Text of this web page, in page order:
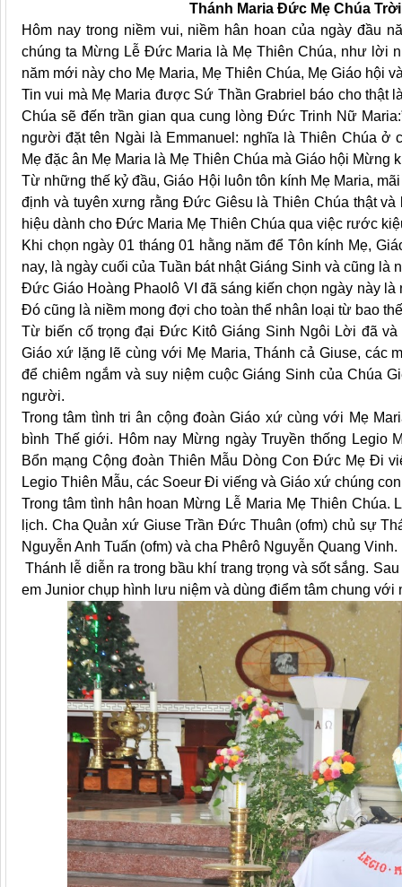
Thánh Maria Đức Mẹ Chúa
Hôm nay trong niềm vui, niềm hân hoan của ngày đầu
chúng ta Mừng Lễ Đức Maria là Mẹ Thiên Chúa, như lời
năm mới này cho Mẹ Maria, Mẹ Thiên Chúa, Mẹ Giáo hội
Tin vui mà Mẹ Maria được Sứ Thần Grabriel báo cho thật
Chúa sẽ đến trần gian qua cung lòng Đức Trinh Nữ
người đặt tên Ngài là Emmanuel: nghĩa là Thiên Chúa ở
Mẹ đặc ân Mẹ Maria là Mẹ Thiên Chúa mà Giáo hội Mừng
Từ những thế kỷ đầu, Giáo Hội luôn tôn kính Mẹ Maria,
định và tuyên xưng rằng Đức Giêsu là Thiên Chúa thật
hiệu dành cho Đức Maria Mẹ Thiên Chúa qua việc rước
Khi chọn ngày 01 tháng 01 hằng năm để Tôn kính Mẹ,
nay, là ngày cuối của Tuần bát nhật Giáng Sinh và cũng
Đức Giáo Hoàng Phaolô VI đã sáng kiến chọn ngày này
Đó cũng là niềm mong đợi cho toàn thể nhân loại từ bao
Từ biến cố trọng đại Đức Kitô Giáng Sinh Ngôi Lời đã
Giáo xứ lặng lẽ cùng với Mẹ Maria, Thánh cả Giuse, các
để chiêm ngắm và suy niệm cuộc Giáng Sinh của Chúa
người.
Trong tâm tình tri ân cộng đoàn Giáo xứ cùng với Mẹ
bình Thế giới. Hôm nay Mừng ngày Truyền thống Legio
Bổn mạng Cộng đoàn Thiên Mẫu Dòng Con Đức Mẹ Đi
Legio Thiên Mẫu, các Soeur Đi viếng và Giáo xứ chúng
Trong tâm tình hân hoan Mừng Lễ Maria Mẹ Thiên
lịch. Cha Quản xứ Giuse Trần Đức Thuân (ofm) chủ sự
Nguyễn Anh Tuấn (ofm) và cha Phêrô Nguyễn Quang Vinh.
Thánh lễ diễn ra trong bầu khí trang trọng và sốt sắng.
em Junior chụp hình lưu niệm và dùng điểm tâm chung với